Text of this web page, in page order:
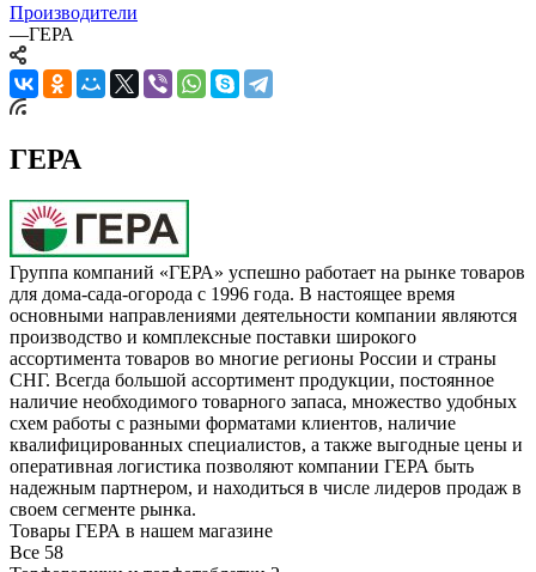
Производители
—ГЕРА
ГЕРА
Группа компаний «ГЕРА» успешно работает на рынке товаров
для дома-сада-огорода с 1996 года. В настоящее время
основными направлениями деятельности компании являются
производство и комплексные поставки широкого
ассортимента товаров во многие регионы России и страны
СНГ. Всегда большой ассортимент продукции, постоянное
наличие необходимого товарного запаса, множество удобных
схем работы с разными форматами клиентов, наличие
квалифицированных специалистов, а также выгодные цены и
оперативная логистика позволяют компании ГЕРА быть
надежным партнером, и находиться в числе лидеров продаж в
своем сегменте рынка.
Товары ГЕРА в нашем магазине
Все 58